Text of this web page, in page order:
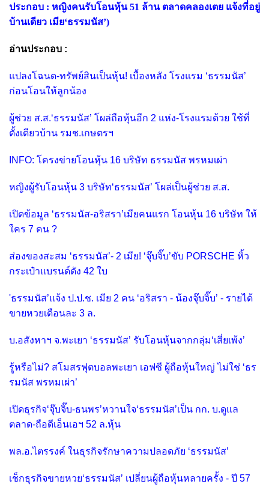
ประกอบ : หญิงคนรับโอนหุ้น 51 ล้าน ตลาดคลองเตย แจ้งที่อยู่
บ้านเดียว เมีย‘ธรรมนัส’)
อ่านประกอบ :
แปลงโฉนด-ทรัพย์สินเป็นหุ้น! เบื้องหลัง โรงแรม ‘ธรรมนัส’
ก่อนโอนให้ลูกน้อง
ผู้ช่วย ส.ส.‘ธรรมนัส’ โผล่ถือหุ้นอีก 2 แห่ง-โรงแรมด้วย ใช้ที่
ตั้งเดียวบ้าน รมช.เกษตรฯ
INFO: โครงข่ายโอนหุ้น 16 บริษัท ธรรมนัส พรหมเผ่า
หญิงผู้รับโอนหุ้น 3 บริษัท‘ธรรมนัส’ โผล่เป็นผู้ช่วย ส.ส.
เปิดข้อมูล ‘ธรรมนัส-อริสรา’เมียคนแรก โอนหุ้น 16 บริษัท ให้
ใคร 7 คน ?
ส่องของสะสม ‘ธรรมนัส’- 2 เมีย! ‘จุ๊บจิ๊บ’ขับ PORSCHE หิ้ว
กระเป๋าแบรนด์ดัง 42 ใบ
'ธรรมนัส’แจ้ง ป.ป.ช. เมีย 2 คน ‘อริสรา - น้องจุ๊บจิ๊บ’ - รายได้
ขายหวยเดือนละ 3 ล.
บ.อสังหาฯ จ.พะเยา ‘ธรรมนัส’ รับโอนหุ้นจากกลุ่ม‘เสี่ยเพ้ง’
รู้หรือไม่? สโมสรฟุตบอลพะเยา เอฟซี ผู้ถือหุ้นใหญ่ ไม่ใช่ ‘ธร
รมนัส พรหมเผ่า’
เปิดธุรกิจ‘จุ๊บจิ๊บ-ธนพร’หวานใจ‘ธรรมนัส’เป็น กก. บ.ดูแล
ตลาด-ถือดีเอ็นเอฯ 52 ล.หุ้น
พล.อ.ไตรรงค์ ในธุรกิจรักษาความปลอดภัย ‘ธรรมนัส’
เช็กธุรกิจขายหวย‘ธรรมนัส’ เปลี่ยนผู้ถือหุ้นหลายครั้ง - ปี 57